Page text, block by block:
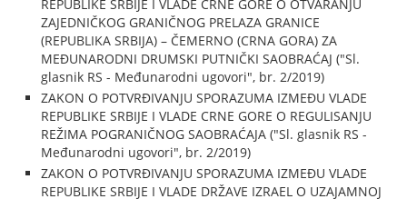
REPUBLIKE SRBIJE I VLADE CRNE GORE O OTVARANJU
ZAJEDNIČKOG GRANIČNOG PRELAZA GRANICE
(REPUBLIKA SRBIJA) – ČEMERNO (CRNA GORA) ZA
MEĐUNARODNI DRUMSKI PUTNIČKI SAOBRAĆAJ ("Sl.
glasnik RS - Međunarodni ugovori", br. 2/2019)
ZAKON O POTVRĐIVANJU SPORAZUMA IZMEĐU VLADE
REPUBLIKE SRBIJE I VLADE CRNE GORE O REGULISANJU
REŽIMA POGRANIČNOG SAOBRAĆAJA ("Sl. glasnik RS -
Međunarodni ugovori", br. 2/2019)
ZAKON O POTVRĐIVANJU SPORAZUMA IZMEĐU VLADE
REPUBLIKE SRBIJE I VLADE DRŽAVE IZRAEL O UZAJAMNOJ